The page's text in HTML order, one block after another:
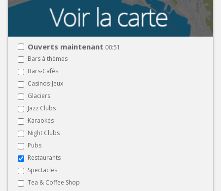
Ouverts maintenant 00:51
Bars à thèmes
Bars-Cafés
Casinos-Jeux
Glaciers
Jazz Clubs
Karaokés
Night Clubs
Pubs
Restaurants
Spectacles
Tea & Coffee Shop